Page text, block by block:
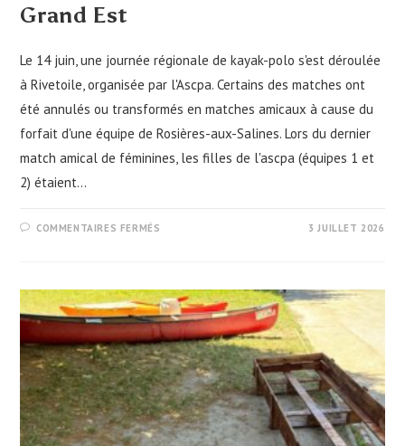
Grand Est
Le 14 juin, une journée régionale de kayak-polo s'est déroulée
à Rivetoile, organisée par l'Ascpa. Certains des matches ont
été annulés ou transformés en matches amicaux à cause du
forfait d'une équipe de Rosières-aux-Salines. Lors du dernier
match amical de féminines, les filles de l'ascpa (équipes 1 et
2) étaient…
COMMENTAIRES FERMÉS
POLO
GRAND
EST
3 JUILLET 2026